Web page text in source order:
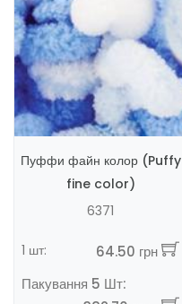
Пуффи файн колор (Puffy
fine color)
6371
1 шт:
64.50 грн
Пакування 5 Шт: